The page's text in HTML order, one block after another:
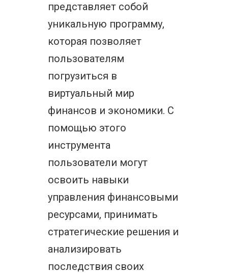
представляет собой
уникальную программу,
которая позволяет
пользователям
погрузиться в
виртуальный мир
финансов и экономики. С
помощью этого
инструмента
пользователи могут
освоить навыки
управления финансовыми
ресурсами, принимать
стратегические решения и
анализировать
последствия своих